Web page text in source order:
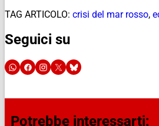
TAG ARTICOLO: crisi del mar rosso,
Seguici su
Potrebbe interessarti: